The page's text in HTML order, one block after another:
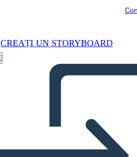
CREAȚI UN STORYBOARD